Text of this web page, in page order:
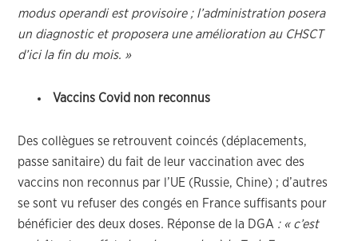
modus operandi est provisoire ; l’administration posera
un diagnostic et proposera une amélioration au CHSCT
d’ici la fin du mois. »
Vaccins Covid non reconnus
Des collègues se retrouvent coincés (déplacements,
passe sanitaire) du fait de leur vaccination avec des
vaccins non reconnus par l’UE (Russie, Chine) ; d’autres
se sont vu refuser des congés en France suffisants pour
bénéficier des deux doses. Réponse de la DGA : « c’est